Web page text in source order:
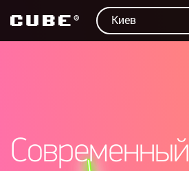
Киев
Современный